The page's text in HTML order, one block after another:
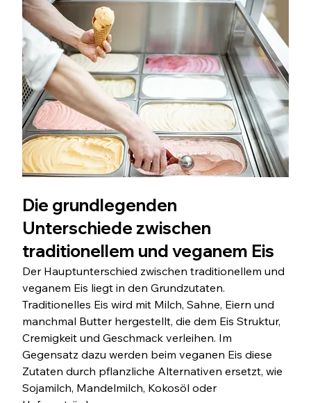
Die grundlegenden
Unterschiede zwischen
traditionellem und veganem Eis
Der Hauptunterschied zwischen traditionellem und
veganem Eis liegt in den Grundzutaten.
Traditionelles Eis wird mit Milch, Sahne, Eiern und
manchmal Butter hergestellt, die dem Eis Struktur,
Cremigkeit und Geschmack verleihen. Im
Gegensatz dazu werden beim veganen Eis diese
Zutaten durch pflanzliche Alternativen ersetzt, wie
Sojamilch, Mandelmilch, Kokosöl oder